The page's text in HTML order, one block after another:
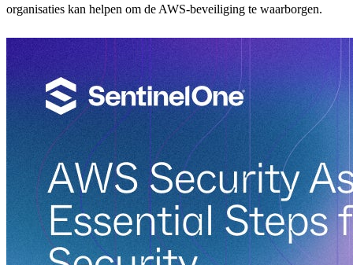
organisaties kan helpen om de AWS-beveiliging te waarborgen.